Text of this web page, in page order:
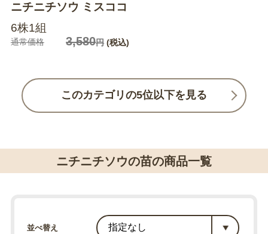
ニチニチソウ ミスココ
6株1組
通常価格 3,580円(税込)
このカテゴリの5位以下を見る
ニチニチソウの苗の商品一覧
並べ替え